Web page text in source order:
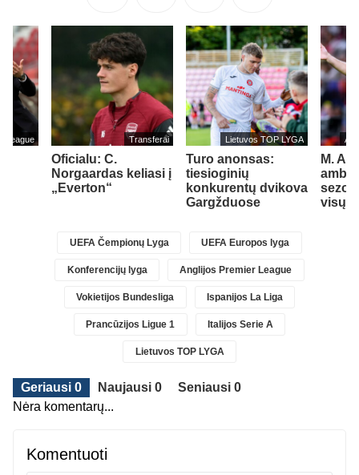
League Transferai
Oficialu: C.
Norgaardas keliasi į
„Everton“
Lietuvos TOP LYGA
Turo anonsas:
tiesioginių
konkurentų dvikova
Gargžduose
M.
visų
UEFA Čempionų Lyga UEFA Europos lyga
Konferencijų lyga Anglijos Premier League
Vokietijos Bundesliga Ispanijos La Liga
Prancūzijos Ligue 1 Italijos Serie A
Lietuvos TOP LYGA
Geriausi 0 Naujausi 0
Seniausi 0
Nėra komentarų...
Komentuoti